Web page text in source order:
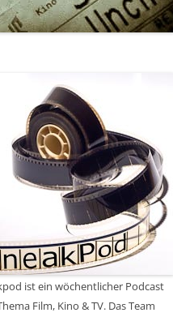
ist ein wöchentlicher Podcast
Film, Kino & TV. Das Team